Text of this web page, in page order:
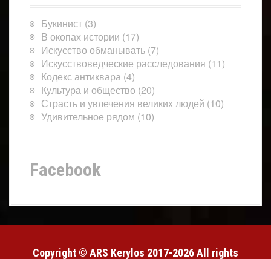
Букинист (3)
В окопах истории (17)
Искусство обманывать (7)
Искусствоведческие расследования (11)
Кодекс антиквара (4)
Культура и общество (20)
Страсть и увлечения великих людей (10)
Удивительное рядом (10)
Facebook
Copyright © ARS Kerylos 2017-2026 All rights